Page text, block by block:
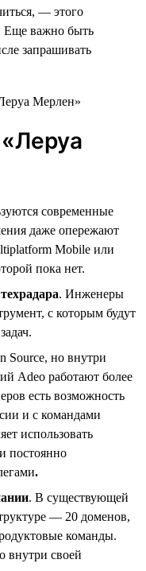
— этого
Еще важно быть
запрашивать
современные
даже опережают
Mobile или
пока нет.
. Инженеры
с которым будут
Source, но внутри
Adeo работают более
есть возможность
и с командами
использовать
постоянно
.
. В существующей
— 20 доменов,
команды.
внутри своей